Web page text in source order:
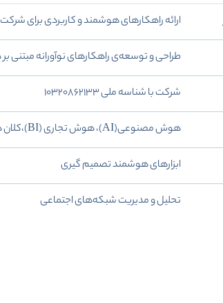
ارائه راهکارهای هوشمند و کاربردی برای
طراحی و توسعه‌ی راهکارهای نوآورانه
شرکت با شناسه ملی 10320862133
هوش مصنوعی(AI)، هوش تجاری (BI)،کلان داده(Big Data) و تولید راهکارهای جامع نرم‌افزاری
ابزارهای هوشمند تصمیم گیری
تحلیل و مدیریت شبکه‌های اجتماعی